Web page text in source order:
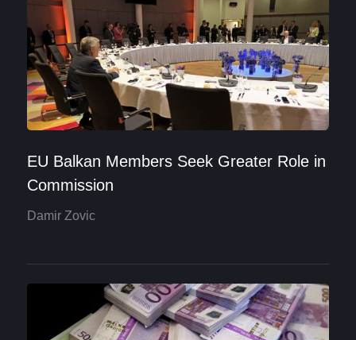
EU Balkan Members Seek Greater Role in
Commission
Damir Zovic